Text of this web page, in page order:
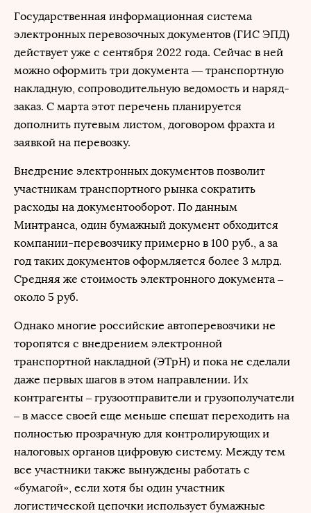
Государственная информационная система
электронных перевозочных документов (ГИС ЭПД)
действует уже с сентября 2022 года. Сейчас в ней
можно оформить три документа — транспортную
накладную, сопроводительную ведомость и наряд-
заказ. С марта этот перечень планируется
дополнить путевым листом, договором фрахта и
заявкой на перевозку.
Внедрение электронных документов позволит
участникам транспортного рынка сократить
расходы на документооборот. По данным
Минтранса, один бумажный документ обходится
компании-перевозчику примерно в 100 руб., а за
год таких документов оформляется более 3 млрд.
Средняя же стоимость электронного документа –
около 5 руб.
Однако многие российские автоперевозчики не
торопятся с внедрением электронной
транспортной накладной (ЭТрН) и пока не сделали
даже первых шагов в этом направлении. Их
контрагенты – грузоотправители и грузополучатели
– в массе своей еще меньше спешат переходить на
полностью прозрачную для контролирующих и
налоговых органов цифровую систему. Между тем
все участники также вынуждены работать с
«бумагой», если хотя бы один участник
логистической цепочки использует бумажные